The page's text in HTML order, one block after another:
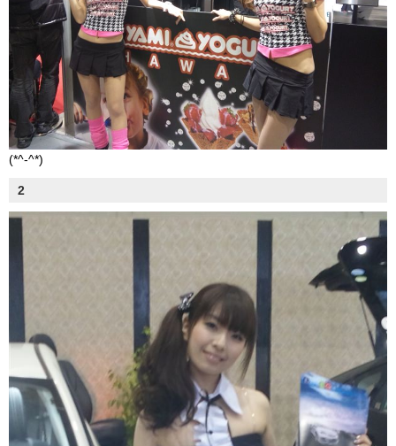
(*^-^*)
2